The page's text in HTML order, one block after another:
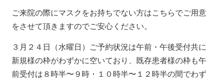
ご来院の際にマスクをお持ちでない方はこちらでご用意
をさせて頂きますのでご安心ください。
３月２４日（水曜日）ご予約状況は午前・午後受付共に
新規様の枠がわずかに空いており、既存患者様の枠も午
前受付は８時半〜９時・１０時半〜１２時半の間でわず